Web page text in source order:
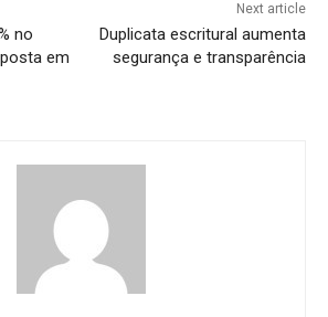
no
em
Next article
Duplicata escritural aumenta
segurança e transparência